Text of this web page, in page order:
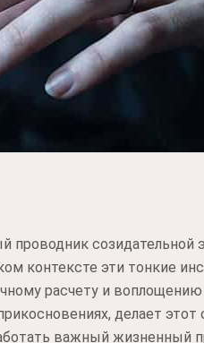
проводник
контексте эти тонкие
расчету и
делает
важный жизненный